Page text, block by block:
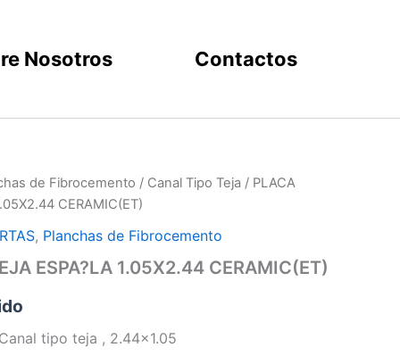
Nosotros Contactos
de Fibrocemento / Canal Tipo Teja / PLACA
CERAMIC(ET)
, Planchas de Fibrocemento
ESPA?LA 1.05X2.44 CERAMIC(ET)
tipo teja , 2.44×1.05